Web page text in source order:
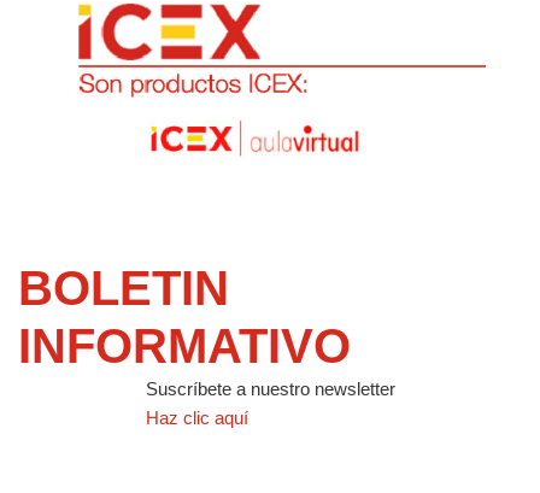
BOLETIN
INFORMATIVO
Suscríbete a nuestro newsletter
Haz clic aquí